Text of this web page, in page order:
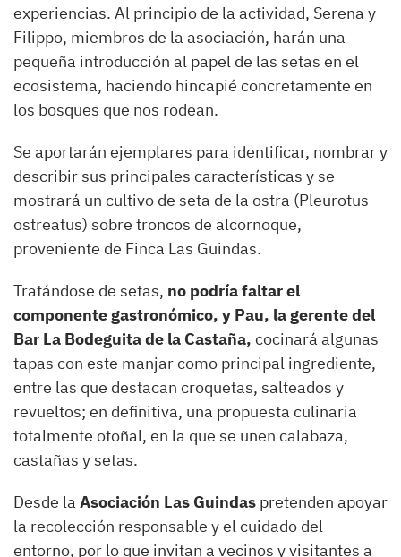
experiencias. Al principio de la actividad, Serena y
Filippo, miembros de la asociación, harán una
pequeña introducción al papel de las setas en el
ecosistema, haciendo hincapié concretamente en
los bosques que nos rodean.
Se aportarán ejemplares para identificar, nombrar y
describir sus principales características y se
mostrará un cultivo de seta de la ostra (Pleurotus
ostreatus) sobre troncos de alcornoque,
proveniente de Finca Las Guindas.
Tratándose de setas, no podría faltar el
componente gastronómico, y Pau, la gerente del
Bar La Bodeguita de la Castaña, cocinará algunas
tapas con este manjar como principal ingrediente,
entre las que destacan croquetas, salteados y
revueltos; en definitiva, una propuesta culinaria
totalmente otoñal, en la que se unen calabaza,
castañas y setas.
Desde la Asociación Las Guindas pretenden apoyar
la recolección responsable y el cuidado del
entorno, por lo que invitan a vecinos y visitantes a